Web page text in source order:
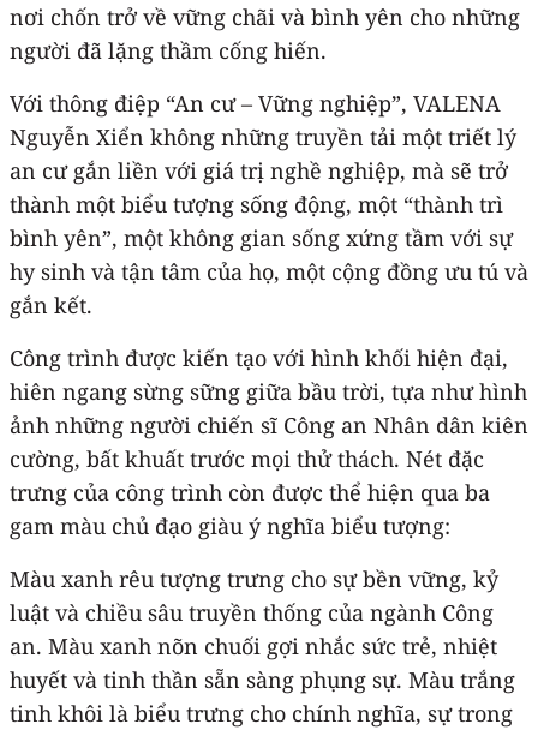
nơi chốn trở về vững chãi và bình yên cho những
người đã lặng thầm cống hiến.
Với thông điệp “An cư – Vững nghiệp”, VALENA
Nguyễn Xiển không những truyền tải một triết lý
an cư gắn liền với giá trị nghề nghiệp, mà sẽ trở
thành một biểu tượng sống động, một “thành trì
bình yên”, một không gian sống xứng tầm với sự
hy sinh và tận tâm của họ, một cộng đồng ưu tú và
gắn kết.
Công trình được kiến tạo với hình khối hiện đại,
hiên ngang sừng sững giữa bầu trời, tựa như hình
ảnh những người chiến sĩ Công an Nhân dân kiên
cường, bất khuất trước mọi thử thách. Nét đặc
trưng của công trình còn được thể hiện qua ba
gam màu chủ đạo giàu ý nghĩa biểu tượng:
Màu xanh rêu tượng trưng cho sự bền vững, kỷ
luật và chiều sâu truyền thống của ngành Công
an. Màu xanh nõn chuối gợi nhắc sức trẻ, nhiệt
huyết và tinh thần sẵn sàng phụng sự. Màu trắng
tinh khôi là biểu trưng cho chính nghĩa, sự trong